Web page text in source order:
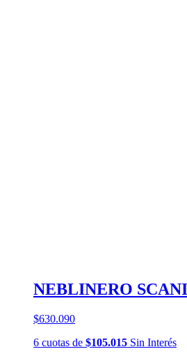
NEBLINERO
$630.090
6 cuotas de $105.015 Sin Interés